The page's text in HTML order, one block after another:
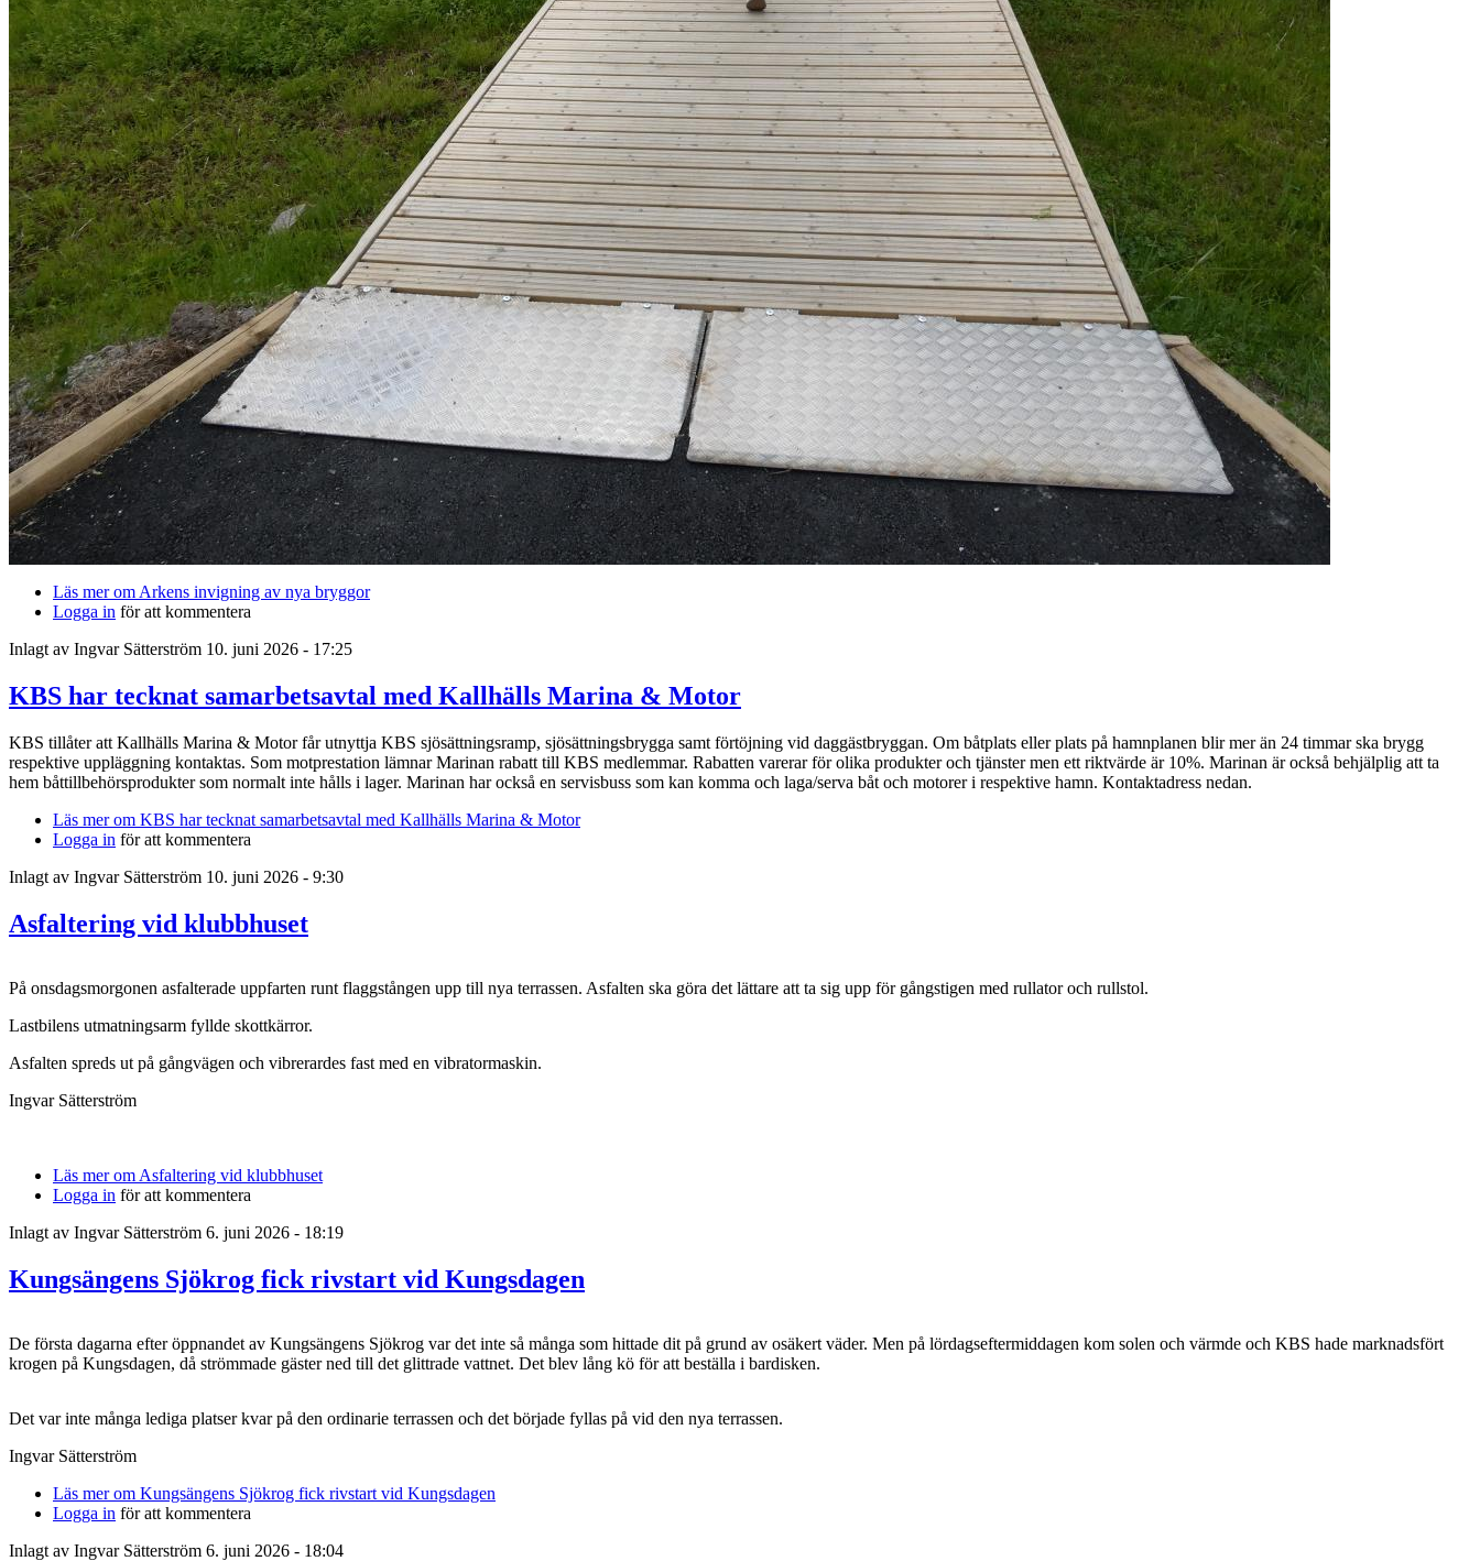
Läs merom Arkens invigning av nya bryggor
Logga in för att kommentera
Inlagt av Ingvar Sätterström 10. juni 2026 - 17:25
KBS har tecknat samarbetsavtal med Kallhälls Marina & Motor
KBS tillåter att Kallhälls Marina & Motor får utnyttja KBS sjösättningsramp, sjösättningsbrygga samt förtöjning vid daggästbryggan. Om båtplats eller plats på hamnplanen blir mer än 24 timmar ska brygg
respektive uppläggning kontaktas. Som motprestation lämnar Marinan rabatt till KBS medlemmar. Rabatten varerar för olika produkter och tjänster men ett riktvärde är 10%. Marinan är också behjälplig att ta
hem båttillbehörsprodukter som normalt inte hålls i lager. Marinan har också en servisbuss som kan komma och laga/serva båt och motorer i respektive hamn. Kontaktadress nedan.
Läs merom KBS har tecknat samarbetsavtal med Kallhälls Marina & Motor
Logga in för att kommentera
Inlagt av Ingvar Sätterström 10. juni 2026 - 9:30
Asfaltering vid klubbhuset
På onsdagsmorgonen asfalterade uppfarten runt flaggstången upp till nya terrassen. Asfalten ska göra det lättare att ta sig upp för gångstigen med rullator och rullstol.
Lastbilens utmatningsarm fyllde skottkärror.
Asfalten spreds ut på gångvägen och vibrerardes fast med en vibratormaskin.
Ingvar Sätterström
Läs merom Asfaltering vid klubbhuset
Logga in för att kommentera
Inlagt av Ingvar Sätterström 6. juni 2026 - 18:19
Kungsängens Sjökrog fick rivstart vid Kungsdagen
De första dagarna efter öppnandet av Kungsängens Sjökrog var det inte så många som hittade dit på grund av osäkert väder. Men på lördagseftermiddagen kom solen och värmde och KBS hade marknadsfört
krogen på Kungsdagen, då strömmade gäster ned till det glittrade vattnet. Det blev lång kö för att beställa i bardisken.
Det var inte många lediga platser kvar på den ordinarie terrassen och det började fyllas på vid den nya terrassen.
Ingvar Sätterström
Läs merom Kungsängens Sjökrog fick rivstart vid Kungsdagen
Logga in för att kommentera
Inlagt av Ingvar Sätterström 6. juni 2026 - 18:04